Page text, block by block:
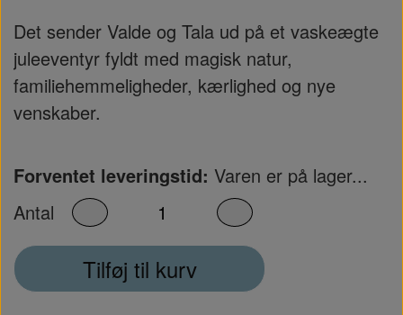
Det sender Valde og Tala ud på et vaskeægte
juleeventyr fyldt med magisk natur,
familiehemmeligheder, kærlighed og nye
venskaber.
Forventet leveringstid: Varen er på lager...
Antal
Tilføj til kurv